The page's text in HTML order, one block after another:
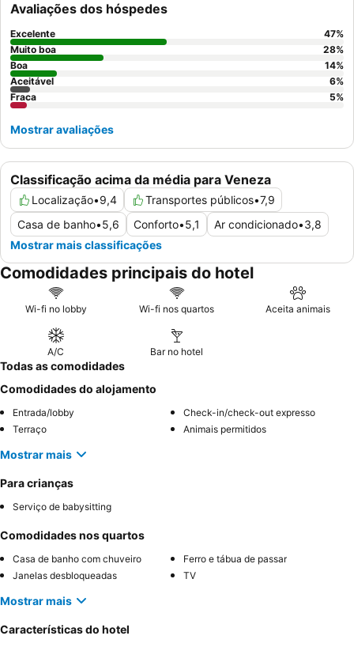
Classificação acima da média para Veneza
Localização•9,4 Transportes públicos•7,9
Casa de banho•5,6 Conforto•5,1 Ar condicionado•3,8
Mostrar mais classificações
Avaliações dos hóspedes
Excelente 47%
Muito boa
28%
Boa
14%
Aceitável
6%
Fraca
5%
Mostrar avaliações
Comodidades principais do hotel
Wi-fi no lobby Wi-fi nos quartos Aceita animais
A/C Bar no hotel
Todas as comodidades
Comodidades do alojamento
Entrada/lobby
Check-in/check-out expresso
Terraço
Animais permitidos
Mostrar mais
Para crianças
Serviço de babysitting
Comodidades nos quartos
Casa de banho com chuveiro
Ferro e tábua de passar
Janelas desbloqueadas
TV
Mostrar mais
Características do hotel